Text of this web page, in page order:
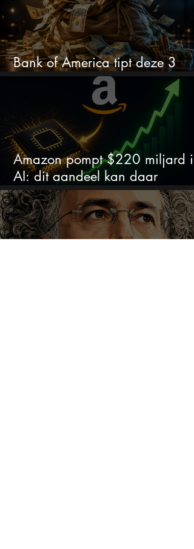
Bank of America tipt deze 3
chipaandelen
Amazon pompt $220 miljard in
AI: dit aandeel kan daar
explosief van profiteren